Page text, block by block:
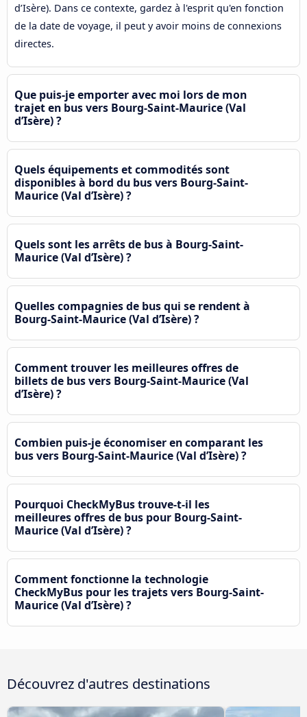
d’Isère). Dans ce contexte, gardez à l'esprit qu'en fonction
de la date de voyage, il peut y avoir moins de connexions
directes.
Que puis-je emporter avec moi lors de mon
trajet en bus vers Bourg-Saint-Maurice (Val
d’Isère) ?
Quels équipements et commodités sont
disponibles à bord du bus vers Bourg-Saint-
Maurice (Val d’Isère) ?
Quels sont les arrêts de bus à Bourg-Saint-
Maurice (Val d’Isère) ?
Quelles compagnies de bus qui se rendent à
Bourg-Saint-Maurice (Val d’Isère) ?
Comment trouver les meilleures offres de
billets de bus vers Bourg-Saint-Maurice (Val
d’Isère) ?
Combien puis-je économiser en comparant les
bus vers Bourg-Saint-Maurice (Val d’Isère) ?
Pourquoi CheckMyBus trouve-t-il les
meilleures offres de bus pour Bourg-Saint-
Maurice (Val d’Isère) ?
Comment fonctionne la technologie
CheckMyBus pour les trajets vers Bourg-Saint-
Maurice (Val d’Isère) ?
Découvrez d'autres destinations